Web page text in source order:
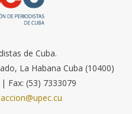
de Cuba.
La Habana Cuba (10400)
Fax: (53) 7333079